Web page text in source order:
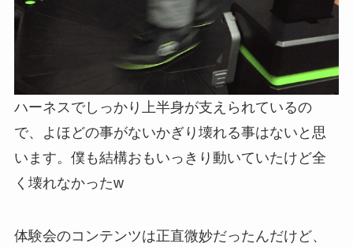
ハーネスでしっかり上半身が支えられているの
で、よほどの事がないかぎり壊れる事はないと思
います。僕も結構おもいっきり動いていたけど全
く壊れなかったw
体験会のコンテンツは正直微妙だったんだけど、